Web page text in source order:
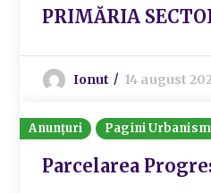
PRIMĂRIA
Ionut 14 august
Anunțuri Pagini Urbanism
Parcelarea